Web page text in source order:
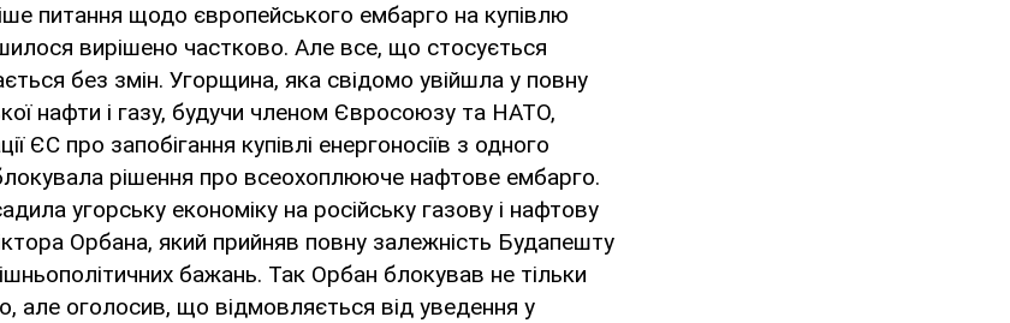
питання щодо європейського ембарго на купівлю
вирішено частково. Але все, що стосується
без змін. Угорщина, яка свідомо увійшла у повну
нафти і газу, будучи членом Євросоюзу та НАТО,
ЄС про запобігання купівлі енергоносіїв з одного
рішення про всеохоплююче нафтове ембарго.
угорську економіку на російську газову і нафтову
Орбана, який прийняв повну залежність Будапешту
бажань. Так Орбан блокував не тільки
але оголосив, що відмовляється від уведення у